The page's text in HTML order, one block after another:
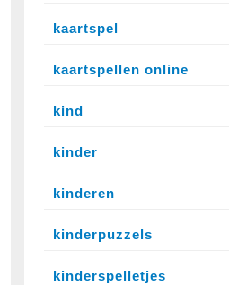
kaartspel
kaartspellen online
kind
kinder
kinderen
kinderpuzzels
kinderspelletjes